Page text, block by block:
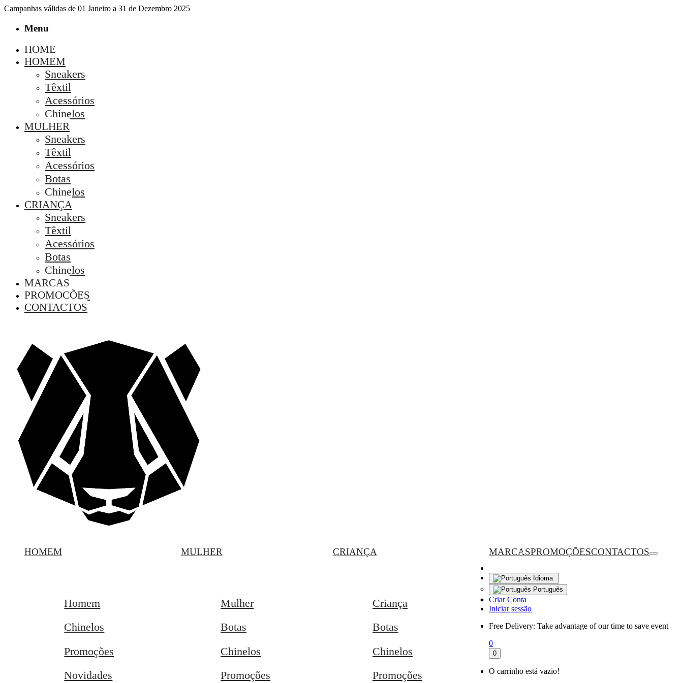
Campanhas válidas de 01 Janeiro a 31 de Dezembro 2025
Menu
HOME
HOMEM
Sneakers
Têxtil
Acessórios
Chinelos
MULHER
Sneakers
Têxtil
Acessórios
Botas
Chinelos
CRIANÇA
Sneakers
Têxtil
Acessórios
Botas
Chinelos
MARCAS
PROMOÇÕES
CONTACTOS
HOMEM
Homem
Chinelos
Promoções
Novidades
MULHER
Mulher
Botas
Chinelos
Promoções
CRIANÇA
Criança
Botas
Chinelos
Promoções
MARCASPROMOÇÕESCONTACTOS
Idioma
Português
Criar Conta
Iniciar sessão
Free Delivery: Take advantage of our time to save event
0
0
O carrinho está vazio!